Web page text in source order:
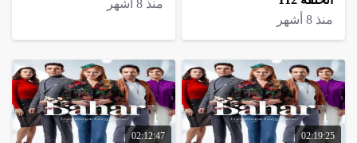
منذ 8 أشهر
منذ 8 أشهر
02:19:25
02:12:47